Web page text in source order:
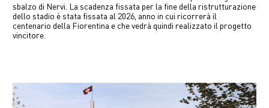
sbalzo di Nervi. La scadenza fissata per la fine della ristrutturazione
dello stadio è stata fissata al 2026, anno in cui ricorrerà il
centenario della Fiorentina e che vedrà quindi realizzato il progetto
vincitore.